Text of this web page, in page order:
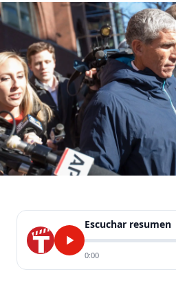
Escuchar resumen
0:00